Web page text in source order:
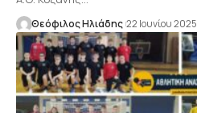
Θεόφιλος Ηλιάδης 22 Ιουνίου 2025